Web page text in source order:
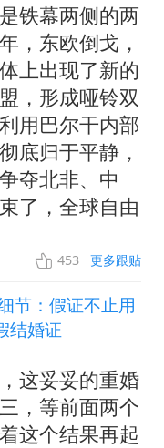
铁幕两侧的两
，东欧倒戈，
上出现了新的
，形成哑铃双
用巴尔干内部
底归于平静，
夺北非、中
了，全球自由
453 更多跟贴
节：假证不止用
结婚证
这妥妥的重婚
，等前面两个
这个结果再起